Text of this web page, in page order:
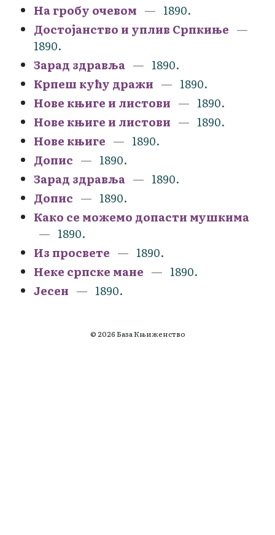
На гробу очевом
1890.
Достојанство и уплив Српкиње
1890.
Зарад здравља
1890.
Крпеш кућу дражи
1890.
Нове књиге и листови
1890.
Нове књиге и листови
1890.
Нове књиге
1890.
Допис
1890.
Зарад здравља
1890.
Допис
1890.
Како се можемо допасти мушкима
1890.
Из просвете
1890.
Неке српске мане
1890.
Јесен
1890.
© 2026 База Књиженство